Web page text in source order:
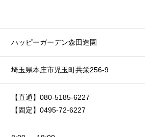
ハッピーガーデン森田造園
埼玉県本庄市児玉町共栄256-9
【直通】080-5185-6227
【固定】0495-72-6227